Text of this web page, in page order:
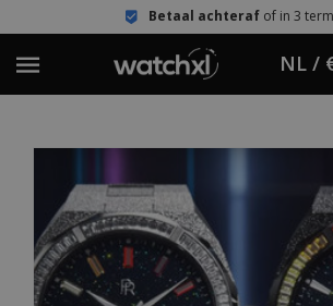
Betaal achteraf of in 3
NL /